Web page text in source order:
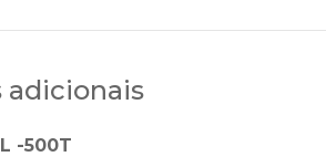
adicionais
-500T